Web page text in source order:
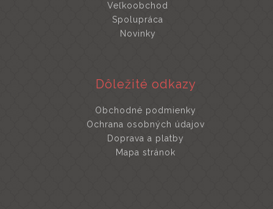
Veľkoobchod
Spolupráca
Novinky
Dôležité odkazy
Obchodné podmienky
Ochrana osobných údajov
Doprava a platby
Mapa stránok